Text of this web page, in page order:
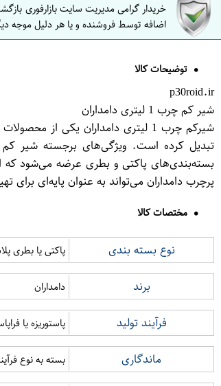
خریدار گرامی مدیریت سایت بازارفوری
اضافه توسط فروشنده و یا هر دلیل موجه
توضیحات کالا
p30roid.ir
شیر کم چرب 1 لیتری دامداران
شیرکم چرب 1 لیتری دامداران یکی
تبدیل کرده است. ویژگی‌های برجسته شیر
بسته‌بندی‌های پاکتی و بطری عرضه می‌شود که
پرچرب دامداران می‌تواند به عنوان پایه‌ای برای
مختصات کالا
نوع بسته بندی پاکتی یا بطری
برند دامداران
فرآیند تولید پاستوریزه یا
ماندگاری بسته به نوع